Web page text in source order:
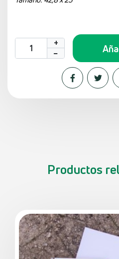
+
−
Productos